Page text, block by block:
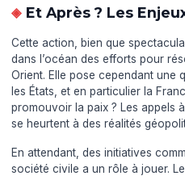
Et Après ? Les
Cette action, bien que
dans l’océan des efforts pour
Orient. Elle pose cependant une
les États, et en particulier la
promouvoir la paix ? Les appels
se heurtent à des réalités
En attendant, des initiatives
société civile a un rôle à jouer.